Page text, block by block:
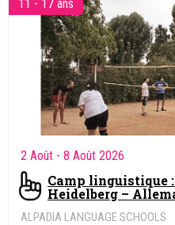
11 - 17 ans
2 Août - 8 Août 2026
Camp linguistique
Heidelberg –
ALPADIA LANGUAGE SCHOOLS